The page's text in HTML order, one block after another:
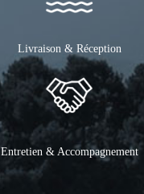
Livraison & Réception
Entretien & Accompagnement